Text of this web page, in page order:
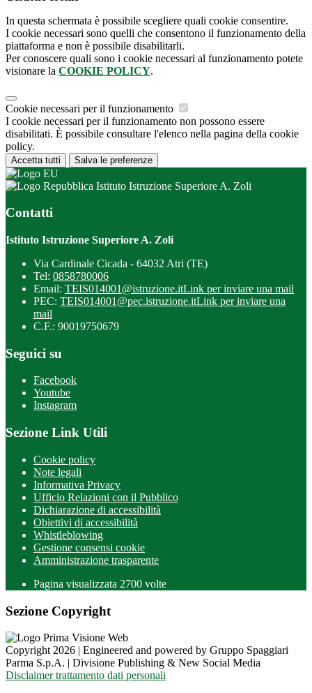
In questa schermata è possibile scegliere quali cookie consentire.
I cookie necessari sono quelli che consentono il funzionamento della
piattaforma e non è possibile disabilitarli.
Per conoscere quali sono i cookie necessari al funzionamento potete
visionare la COOKIE POLICY.
Cookie necessari per il funzionamento
I cookie necessari per il funzionamento non possono essere
disabilitati. È possibile consultare l'elenco nella pagina della cookie
policy.
Accetta tutti Salva le preferenze
Istituto Istruzione Superiore A. Zoli
Contatti
Istituto Istruzione Superiore A. Zoli
Via Cardinale Cicada - 64032 Atri (TE)
Tel: 0858780006
Email: TEIS014001@istruzione.itLink per inviare una mail
PEC: TEIS014001@pec.istruzione.itLink per inviare una
mail
C.F.: 90019750679
Seguici su
Facebook
Youtube
Instagram
Sezione Link Utili
Cookie policy
Note legali
Informativa Privacy
Ufficio Relazioni con il Pubblico
Dichiarazione di accessibilità
Obiettivi di accessibilità
Whistleblowing
Gestione consensi cookie
Amministrazione trasparente
Pagina visualizzata 2700 volte
Sezione Copyright
Copyright 2026 | Engineered and powered by Gruppo Spaggiari
Parma S.p.A. | Divisione Publishing & New Social Media
Disclaimer trattamento dati personali